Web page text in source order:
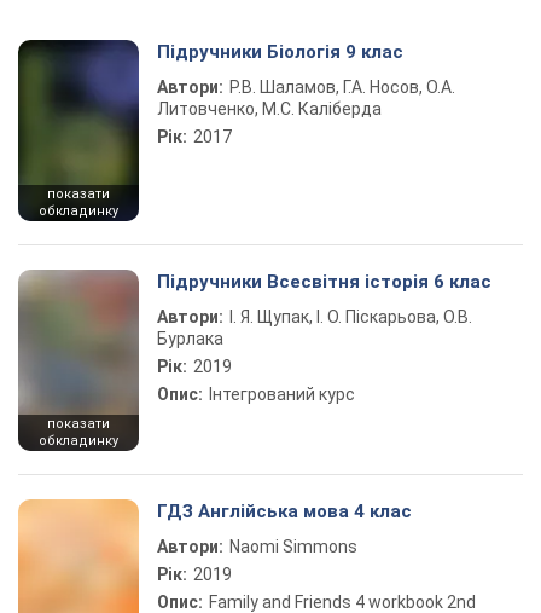
показати
обкладинку
Підручники Біологія 9 клас
Автори: Р.В. Шаламов, Г.А. Носов, О.А.
Литовченко, М.С. Каліберда
Рік: 2017
показати
обкладинку
Підручники Всесвітня історія 6 клас
Автори:
І. Я. Щупак, І. О. Піскарьова, О.В.
Бурлака
Рік: 2019
Опис: Інтегрований курс
ГДЗ Англійська мова 4 клас
Автори: Naomi Simmons
Рік: 2019
Опис: Family and Friends 4 workbook 2nd